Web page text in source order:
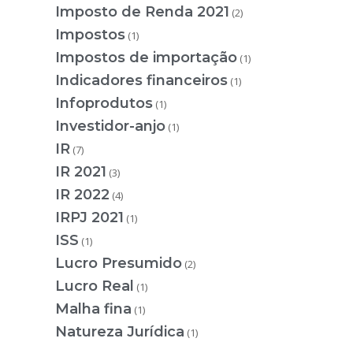
Imposto de Renda 2021 (2)
Impostos (1)
Impostos de importação (1)
Indicadores financeiros (1)
Infoprodutos (1)
Investidor-anjo (1)
IR (7)
IR 2021 (3)
IR 2022 (4)
IRPJ 2021 (1)
ISS (1)
Lucro Presumido (2)
Lucro Real (1)
Malha fina (1)
Natureza Jurídica (1)